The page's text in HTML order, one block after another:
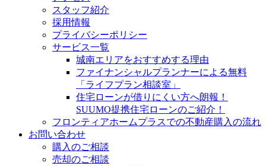
スタッフ紹介
採用情報
プライバシーポリシー
サービス一覧
城南エリアをおすすめする理由
ファイナンシャルプランナーによる無料
「ライフプラン相談室」
住宅ローンが借りにくい方へ朗報！
SUUMO提携住宅ローンのご紹介！
フロンティアホームプラスでの不動産購入の流れ
お問い合わせ
購入のご相談
売却のご相談